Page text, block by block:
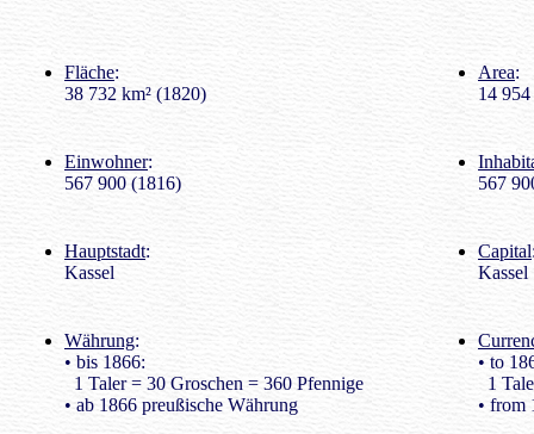
Fläche:
38 732 km² (1820)
Area:
14
Einwohner:
567 900 (1816)
567
Hauptstadt:
Kassel
Capital
Kassel
Währung:
• bis 1866:
1 Taler = 30 Groschen = 360 Pfennige
• ab 1866 preußische Währung
• to
1
• from